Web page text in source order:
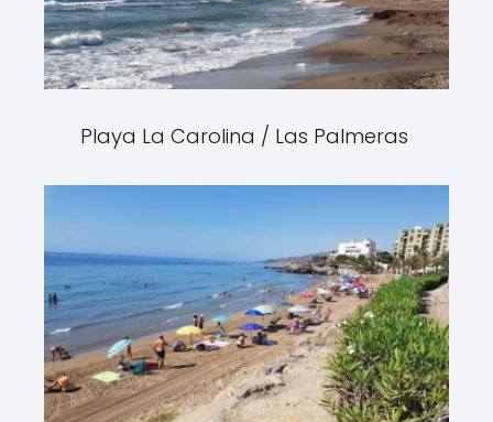
Playa La Carolina / Las Palmeras